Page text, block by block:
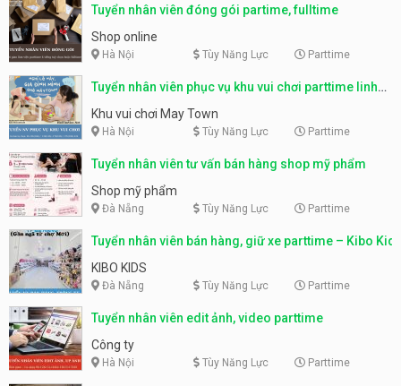
Tuyển nhân viên đóng gói partime, fulltime
Shop online
Hà Nội Tùy Năng Lực Parttime
Tuyển nhân viên phục vụ khu vui chơi parttime linh
động
Khu vui chơi May Town
Hà Nội Tùy Năng Lực Parttime
Tuyển nhân viên tư vấn bán hàng shop mỹ phẩm
Shop mỹ phẩm
Đà Nẵng Tùy Năng Lực Parttime
Tuyển nhân viên bán hàng, giữ xe parttime – Kibo Kid
KIBO KIDS
Đà Nẵng Tùy Năng Lực Parttime
Tuyển nhân viên edit ảnh, video parttime
Công ty
Hà Nội Tùy Năng Lực Parttime